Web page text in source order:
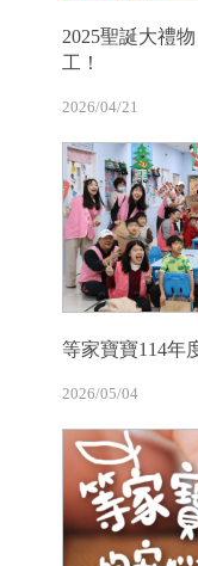
2025聖誕大禮
工！
2026/04/21
等家寶寶114年
2026/05/04